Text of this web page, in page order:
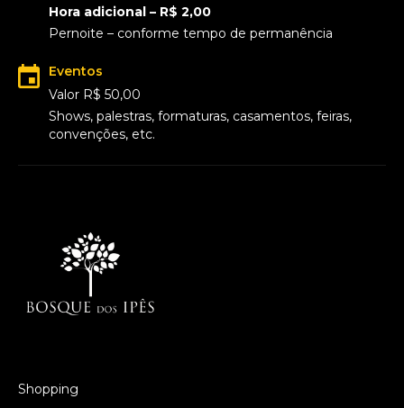
Hora adicional – R$ 2,00
Pernoite – conforme tempo de permanência
Eventos
Valor R$ 50,00
Shows, palestras, formaturas, casamentos, feiras,
convenções, etc.
Shopping